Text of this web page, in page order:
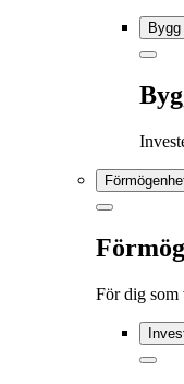
För dig